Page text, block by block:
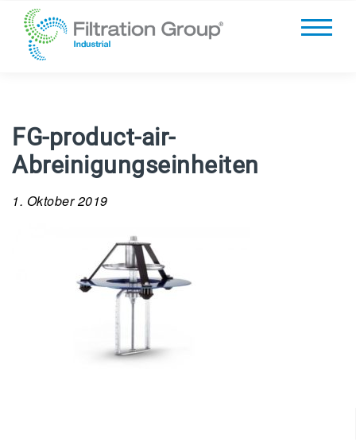
FG-product-air-
Abreinigungseinheiten
1. Oktober 2019